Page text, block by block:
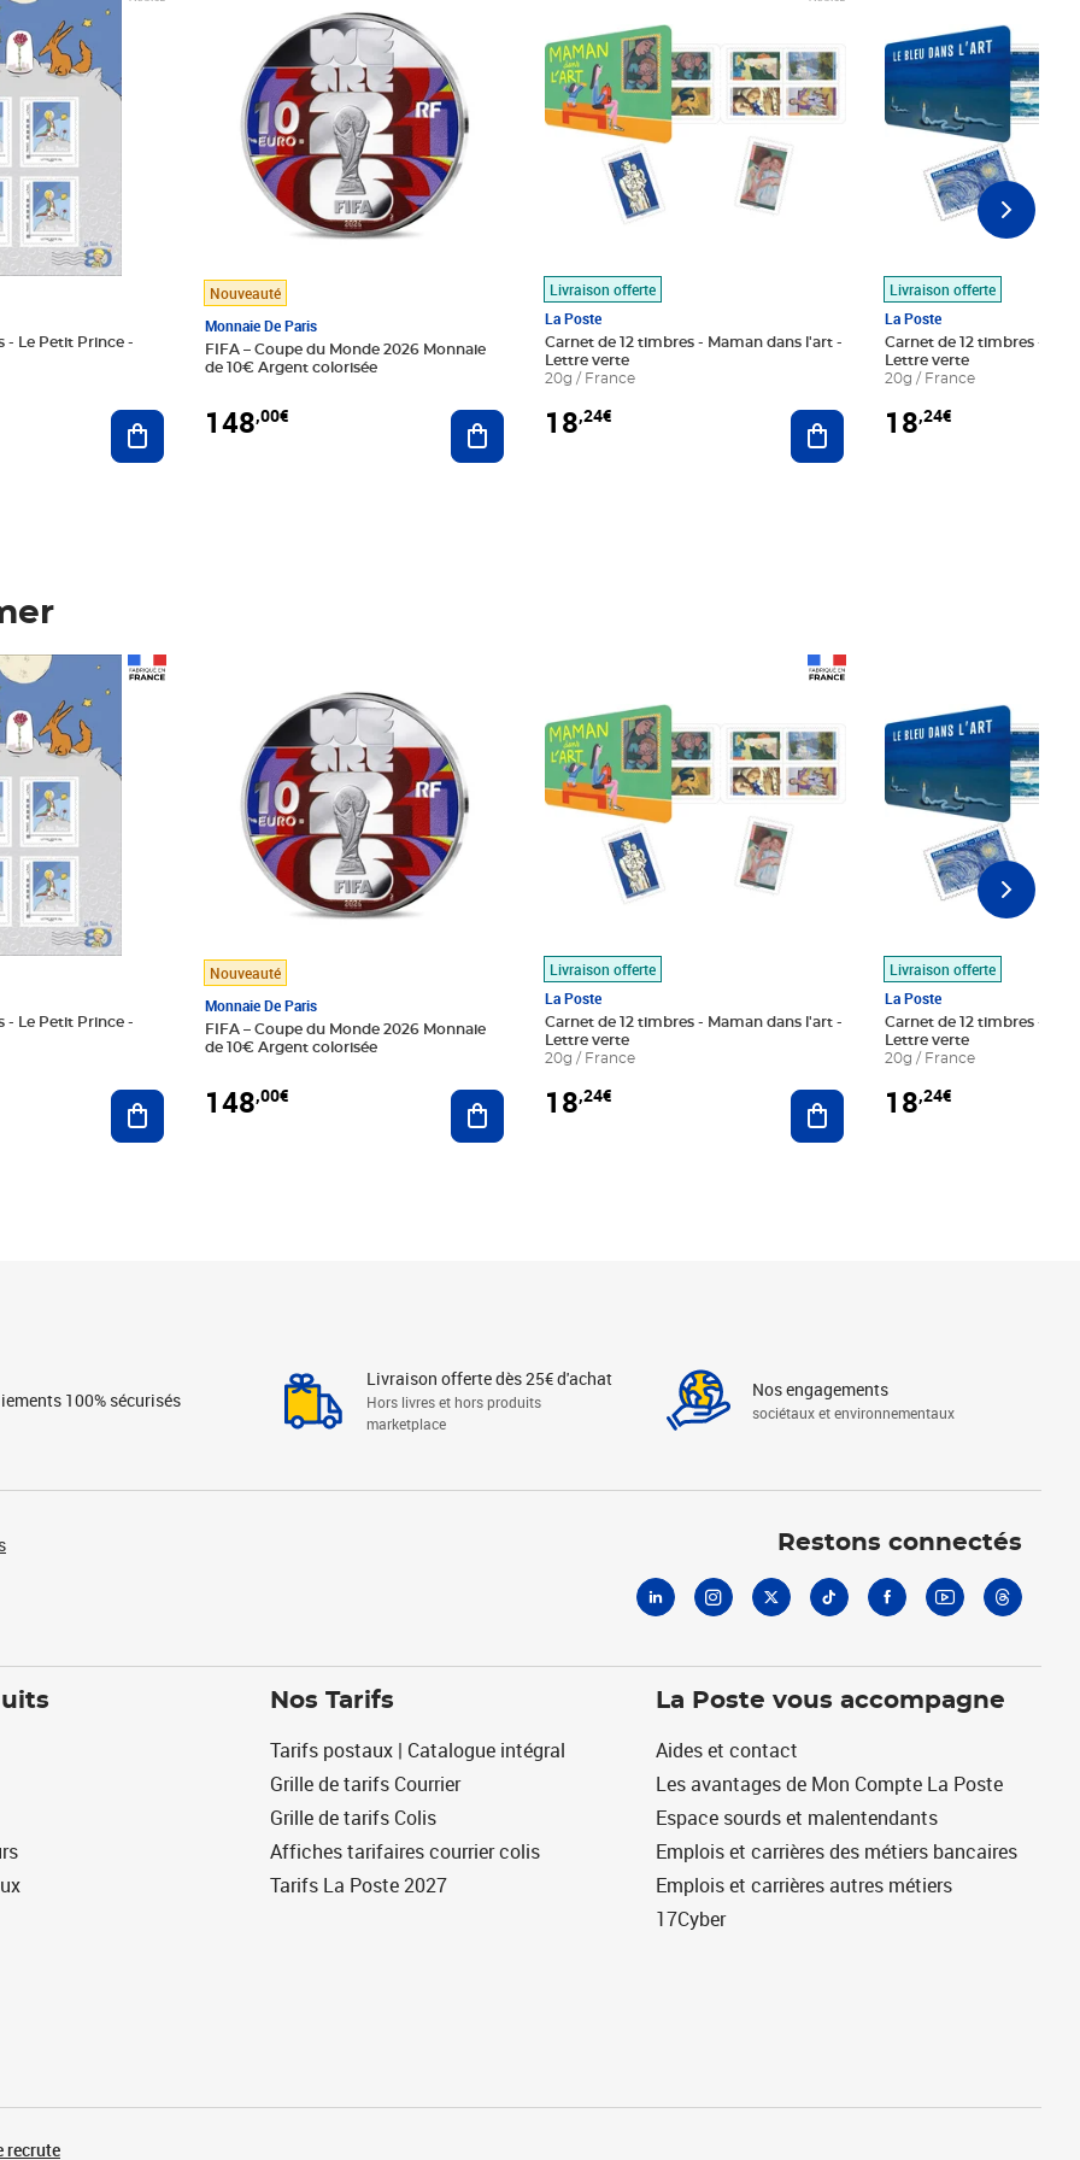
- Le Petit Prince -
Ajouter au panier
Nouveauté
Monnaie De Paris
FIFA – Coupe du Monde 2026 Monnaie
de 10€ Argent colorisée
148,00€ Ajouter au panier
Livraison offerte
La Poste
Carnet de 12 timbres - Maman dans l'art -
Lettre verte
20g / France
18,24€ Ajouter au panier
Livraison offerte
La Poste
Carnet de 12 timbres - Le
Lettre verte
20g / France
18,24€
- Le Petit Prince -
Ajouter au panier
Nouveauté
Monnaie De Paris
FIFA – Coupe du Monde 2026 Monnaie
de 10€ Argent colorisée
148,00€ Ajouter au panier
Livraison offerte
La Poste
Carnet de 12 timbres - Maman dans l'art -
Lettre verte
20g / France
18,24€ Ajouter au panier
Livraison offerte
La Poste
Carnet de 12 timbres - Le
Lettre verte
20g / France
18,24€
100% sécurisés
Livraison offerte dès 25€ d'achat
Hors livres et hors produits
marketplace
Nos engagements
sociétaux et environnementaux
Restons connectés
Nos Tarifs
Tarifs postaux | Catalogue intégral
Grille de tarifs Courrier
Grille de tarifs Colis
Affiches tarifaires courrier colis
Tarifs La Poste 2027
La Poste vous accompagne
Aides et contact
Les avantages de Mon Compte La Poste
Espace sourds et malentendants
Emplois et carrières des métiers bancaires
Emplois et carrières autres métiers
17Cyber
recrute